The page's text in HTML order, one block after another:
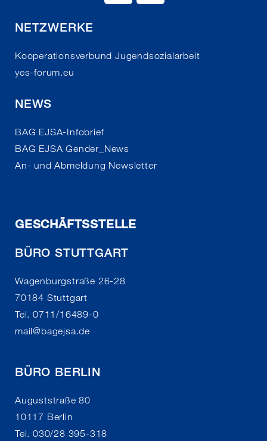
NETZWERKE
Kooperationsverbund Jugendsozialarbeit
yes-forum.eu
NEWS
BAG EJSA-Infobrief
BAG EJSA Gender_News
An- und Abmeldung Newsletter
GESCHÄFTSSTELLE
BÜRO STUTTGART
Wagenburgstraße 26-28
70184 Stuttgart
Tel. 0711/16489-0
mail@bagejsa.de
BÜRO BERLIN
Auguststraße 80
10117 Berlin
Tel. 030/28 395-318